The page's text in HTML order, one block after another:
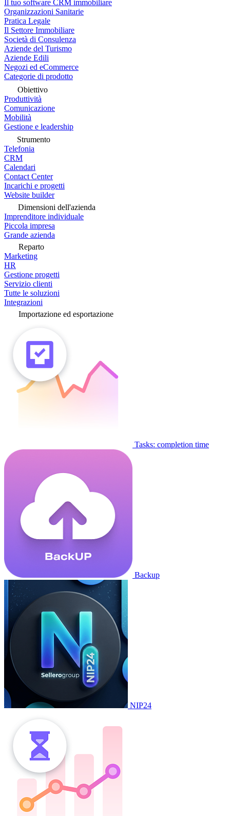
Il tuo software CRM immobiliare
Organizzazioni Sanitarie
Pratica Legale
Il Settore Immobiliare
Società di Consulenza
Aziende del Turismo
Aziende Edili
Negozi ed eCommerce
Categorie di prodotto
Obiettivo
Produttività
Comunicazione
Mobilità
Gestione e leadership
Strumento
Telefonia
CRM
Calendari
Contact Center
Incarichi e progetti
Website builder
Dimensioni dell'azienda
Imprenditore individuale
Piccola impresa
Grande azienda
Reparto
Marketing
HR
Gestione progetti
Servizio clienti
Tutte le soluzioni
Integrazioni
Importazione ed esportazione
Tasks: completion time
Backup
NIP24